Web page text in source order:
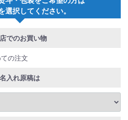
選択してください。
でのお買い物
の注文
名入れ原稿は